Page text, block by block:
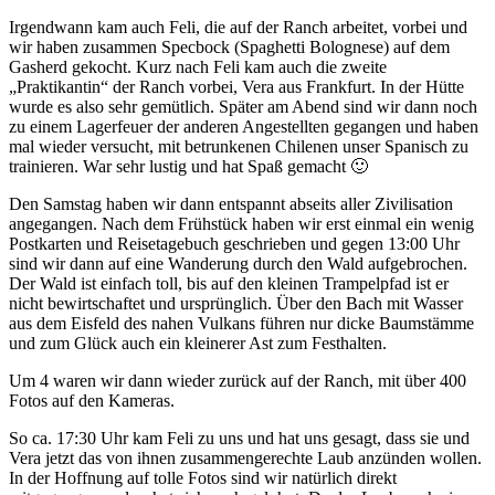
Irgendwann kam auch Feli, die auf der Ranch arbeitet, vorbei und
wir haben zusammen Specbock (Spaghetti Bolognese) auf dem
Gasherd gekocht. Kurz nach Feli kam auch die zweite
„Praktikantin“ der Ranch vorbei, Vera aus Frankfurt. In der Hütte
wurde es also sehr gemütlich. Später am Abend sind wir dann noch
zu einem Lagerfeuer der anderen Angestellten gegangen und haben
mal wieder versucht, mit betrunkenen Chilenen unser Spanisch zu
trainieren. War sehr lustig und hat Spaß gemacht 🙂
Den Samstag haben wir dann entspannt abseits aller Zivilisation
angegangen. Nach dem Frühstück haben wir erst einmal ein wenig
Postkarten und Reisetagebuch geschrieben und gegen 13:00 Uhr
sind wir dann auf eine Wanderung durch den Wald aufgebrochen.
Der Wald ist einfach toll, bis auf den kleinen Trampelpfad ist er
nicht bewirtschaftet und ursprünglich. Über den Bach mit Wasser
aus dem Eisfeld des nahen Vulkans führen nur dicke Baumstämme
und zum Glück auch ein kleinerer Ast zum Festhalten.
Um 4 waren wir dann wieder zurück auf der Ranch, mit über 400
Fotos auf den Kameras.
So ca. 17:30 Uhr kam Feli zu uns und hat uns gesagt, dass sie und
Vera jetzt das von ihnen zusammengerechte Laub anzünden wollen.
In der Hoffnung auf tolle Fotos sind wir natürlich direkt